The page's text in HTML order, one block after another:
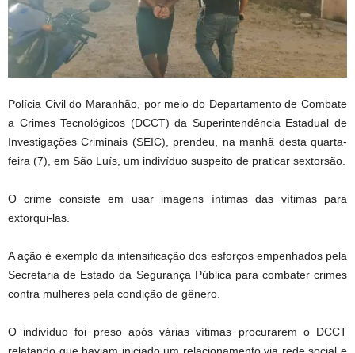
Polícia Civil do Maranhão, por meio do Departamento de Combate
a Crimes Tecnológicos (DCCT) da Superintendência Estadual de
Investigações Criminais (SEIC), prendeu, na manhã desta quarta-
feira (7), em São Luís, um indivíduo suspeito de praticar sextorsão.
O crime consiste em usar imagens íntimas das vítimas para
extorqui-las.
A ação é exemplo da intensificação dos esforços empenhados pela
Secretaria de Estado da Segurança Pública para combater crimes
contra mulheres pela condição de gênero.
O indivíduo foi preso após várias vítimas procurarem o DCCT